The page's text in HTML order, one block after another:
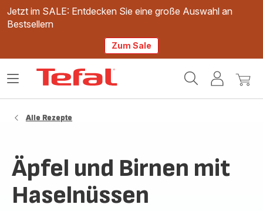
Jetzt im SALE: Entdecken Sie eine große Auswahl an
Bestsellern
Zum Sale
Mein
Mein
Das
Alle Rezepte
Äpfel und Birnen mit
Haselnüssen